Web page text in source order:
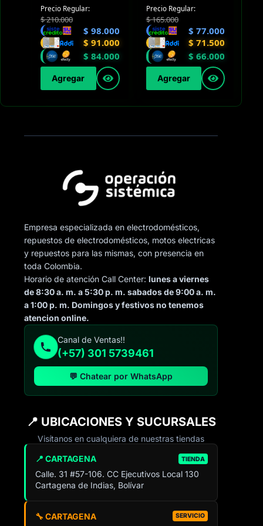
Precio Regular:
$210.000
$ 98.000
$ 91.000
$ 84.000
Agregar
Precio Regular:
$165.000
$ 77.000
$ 71.500
$ 66.000
Agregar
Empresa especializada en electrodomésticos,
repuestos de electrodomésticos, motos electricas
y repuestos para las mismas, con presencia en
toda Colombia.
Horario de atención Call Center:lunes a viernes
de 8:30 a. m. a 5:30 p. m. sabados de 9:00 a. m.
a 1:00 p. m. Domingos y festivos no tenemos
atencion online.
Canal de Ventas!!
(+57) 301 5739461
💬 Chatear por WhatsApp
📍 UBICACIONES Y SUCURSALES
Visítanos en cualquiera de nuestras tiendas
📍 CARTAGENA TIENDA
Calle. 31 #57-106. CC Ejecutivos Local 130
Cartagena de Indias, Bolívar
🔧 CARTAGENA SERVICIO